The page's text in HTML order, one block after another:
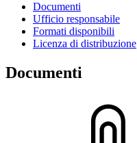
Documenti
Ufficio responsabile
Formati disponibili
Licenza di distribuzione
Documenti